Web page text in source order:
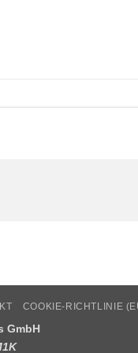
COOKIE-RICHTLINIE
GmbH